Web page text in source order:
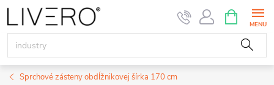
Prejsť
na
obsah
KOŠÍK
Sprchové zásteny obdĺžnikovej šírka 170 cm